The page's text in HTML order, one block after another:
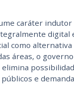
caráter
digital
como
áreas, o
e